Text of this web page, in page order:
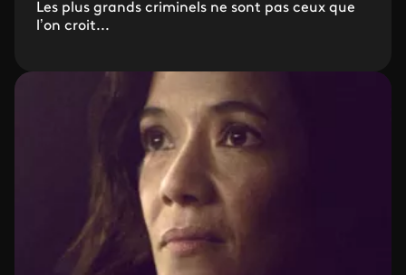
Les plus grands criminels ne sont pas ceux que
l’on croit...